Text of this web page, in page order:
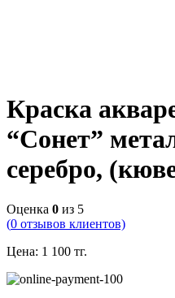
Краска
“Сонет”
серебро,
Оценка 0 из 5
(0 отзывов клиентов)
Цена: 1 100 тг.